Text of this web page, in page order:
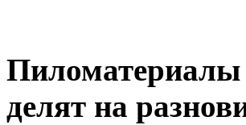
Пиломатериалы
делят на